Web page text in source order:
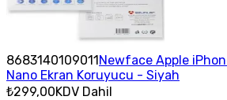
8683140109011Newface Apple
Nano Ekran Koruyucu - Siyah
₺299,00KDV Dahil